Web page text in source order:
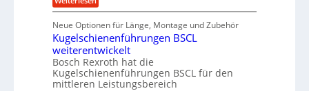
a
e
U
m
g
e
a
n
g
e
l
e
n
r
r
ä
i
s
e
H
f
r
A
u
t
o
m
o
D
g
i
t
a
l
e
r
Neue Optionen für Länge, Montage und Zubehör
Kugelschienenführungen BSCL
weiterentwickelt
Bosch Rexroth hat die
Kugelschienenführungen BSCL für den
mittleren Leistungsbereich